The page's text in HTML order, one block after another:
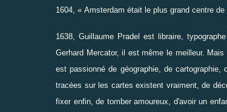
1604, « Amsterdam était le plus grand centre
1638, Guillaume Pradel est libraire,
Gerhard Mercator, il est même le meilleur.
est passionné de géographie, de
tracées sur les cartes existent vraiment, de
fixer enfin, de tomber amoureux, d'avoir un